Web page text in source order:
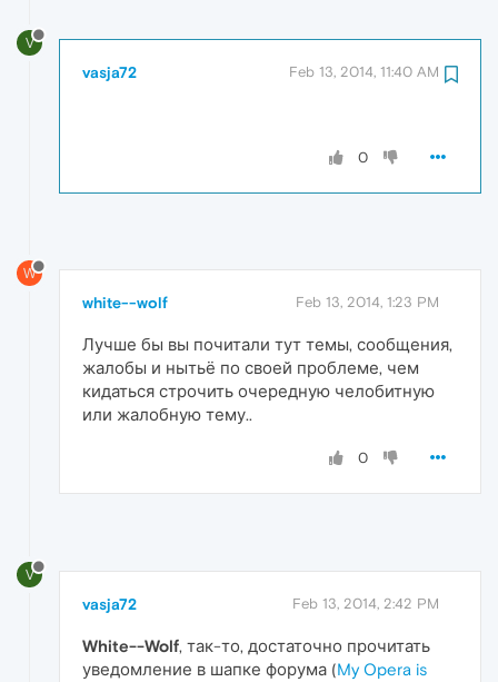
V
vasja72 Feb 13, 2014, 11:40 AM
0
W
white--wolf Feb 13, 2014, 1:23 PM
Лучше бы вы почитали тут темы, сообщения,
жалобы и нытьё по своей проблеме, чем
кидаться строчить очередную челобитную
или жалобную тему..
0
V
vasja72 Feb 13, 2014, 2:42 PM
White--Wolf, так-то, достаточно прочитать
уведомление в шапке форума (My Opera is